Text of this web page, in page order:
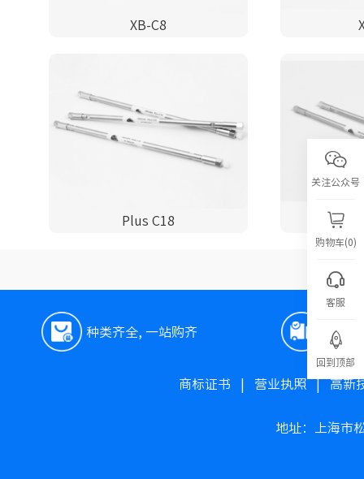
XB-C8
Plus C18
种类齐全, 一站购齐 极速
商标证书 营业执照| 高新
地址：上海市
关注公众号
购物车(0)
客服
回到顶部